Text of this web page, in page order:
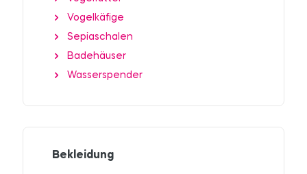
Vogelkäfige
Sepiaschalen
Badehäuser
Wasserspender
Bekleidung